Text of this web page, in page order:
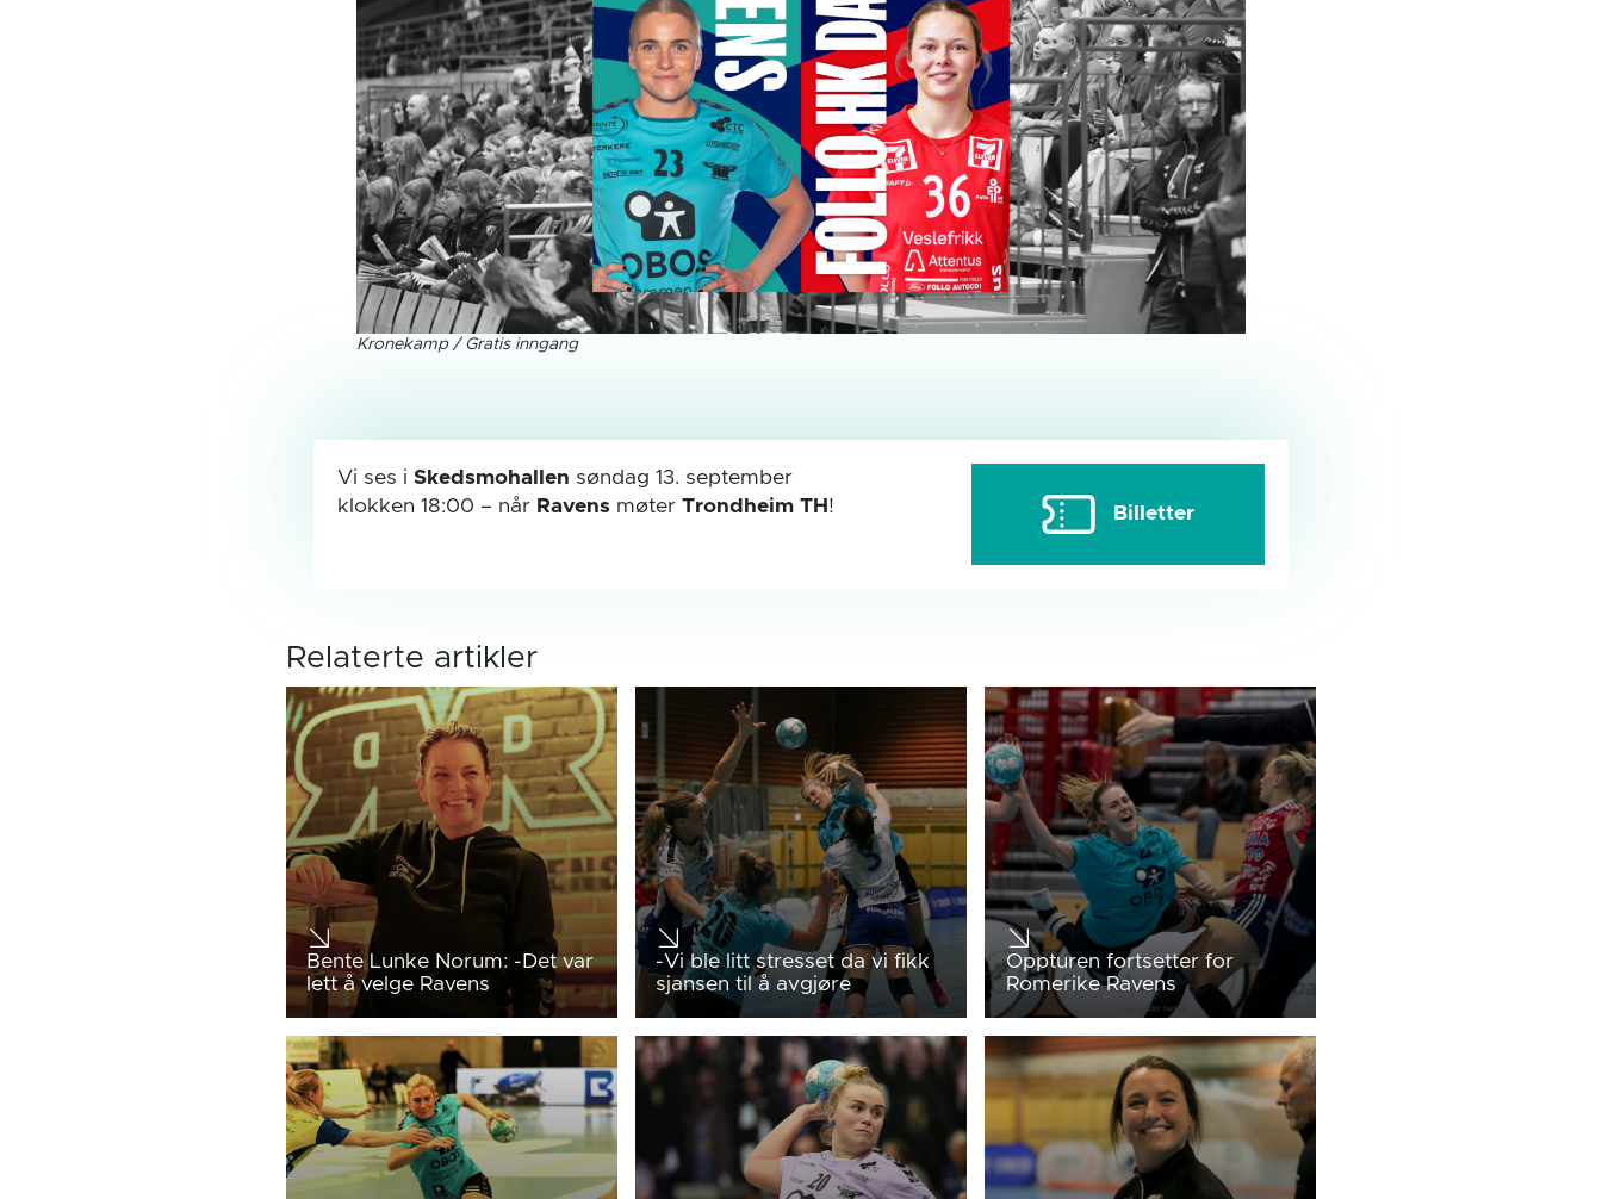
Kronekamp / Gratis inngang
Vi ses i Skedsmohallen søndag 13. september
klokken 18:00 – når Ravens møter Trondheim TH ! Billetter
Relaterte artikler
Bente Lunke Norum: -Det var
lett å velge Ravens
-Vi ble litt stresset da vi fikk
sjansen til å avgjøre
Oppturen fortsetter for
Romerike Ravens